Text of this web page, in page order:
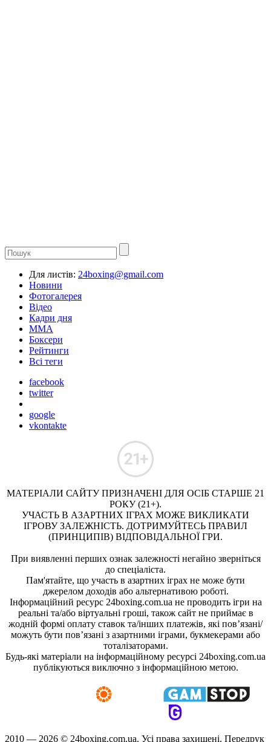
Для листів: 24boxing@gmail.com
Новини
Фотогалерея
Відео
Кадри дня
ММА
Боксери
Рейтинги
Всі теги
facebook
twitter
google
vkontakte
МАТЕРІАЛИ САЙТУ ПРИЗНАЧЕНІ ДЛЯ ОСІБ СТАРШЕ 21
РОКУ (21+).
УЧАСТЬ В АЗАРТНИХ ІГРАХ МОЖЕ ВИКЛИКАТИ
ІГРОВУ ЗАЛЕЖНІСТЬ. ДОТРИМУЙТЕСЬ ПРАВИЛ
(ПРИНЦИПІВ) ВІДПОВІДАЛЬНОЇ ГРИ.
При виявленні перших ознак залежності негайно зверніться
до спеціаліста.
Пам'ятайте, що участь в азартних іграх не може бути
джерелом доходів або альтернативою роботі.
Інформаційний ресурс 24boxing.com.ua не проводить ігри на
реальні та/або віртуальні гроші, також сайт не приймає в
жодній формі оплату ставок та/інших платежів, які пов’язані/
можуть бути пов’язані з азартними іграми, букмекерами або
тоталізаторами.
Будь-які матеріали на інформаційному ресурсі 24boxing.com.ua
публікуються виключно з інформаційною метою.
2010 — 2026 © 24boxing.com.ua. Усi права захищенi. Передрук